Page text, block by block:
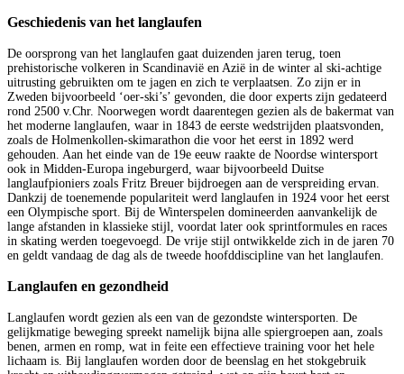
Geschiedenis van het langlaufen
De oorsprong van het langlaufen gaat duizenden jaren terug, toen
prehistorische volkeren in Scandinavië en Azië in de winter al ski-achtige
uitrusting gebruikten om te jagen en zich te verplaatsen. Zo zijn er in
Zweden bijvoorbeeld ‘oer-ski’s’ gevonden, die door experts zijn gedateerd
rond 2500 v.Chr. Noorwegen wordt daarentegen gezien als de bakermat van
het moderne langlaufen, waar in 1843 de eerste wedstrijden plaatsvonden,
zoals de Holmenkollen-skimarathon die voor het eerst in 1892 werd
gehouden. Aan het einde van de 19e eeuw raakte de Noordse wintersport
ook in Midden-Europa ingeburgerd, waar bijvoorbeeld Duitse
langlaufpioniers zoals Fritz Breuer bijdroegen aan de verspreiding ervan.
Dankzij de toenemende populariteit werd langlaufen in 1924 voor het eerst
een Olympische sport. Bij de Winterspelen domineerden aanvankelijk de
lange afstanden in klassieke stijl, voordat later ook sprintformules en races
in skating werden toegevoegd. De vrije stijl ontwikkelde zich in de jaren 70
en geldt vandaag de dag als de tweede hoofddiscipline van het langlaufen.
Langlaufen en gezondheid
Langlaufen wordt gezien als een van de gezondste wintersporten. De
gelijkmatige beweging spreekt namelijk bijna alle spiergroepen aan, zoals
benen, armen en romp, wat in feite een effectieve training voor het hele
lichaam is. Bij langlaufen worden door de beenslag en het stokgebruik